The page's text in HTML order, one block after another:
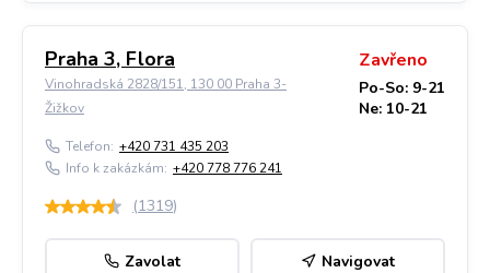
Praha 3, Flora
Vinohradská 2828/151, 130 00 Praha 3-
Žižkov
Zavřeno
Po-So: 9-21
Ne: 10-21
Telefon: +420 731 435 203
Info k zakázkám: +420 778 776 241
(1319)
Zavolat Navigovat